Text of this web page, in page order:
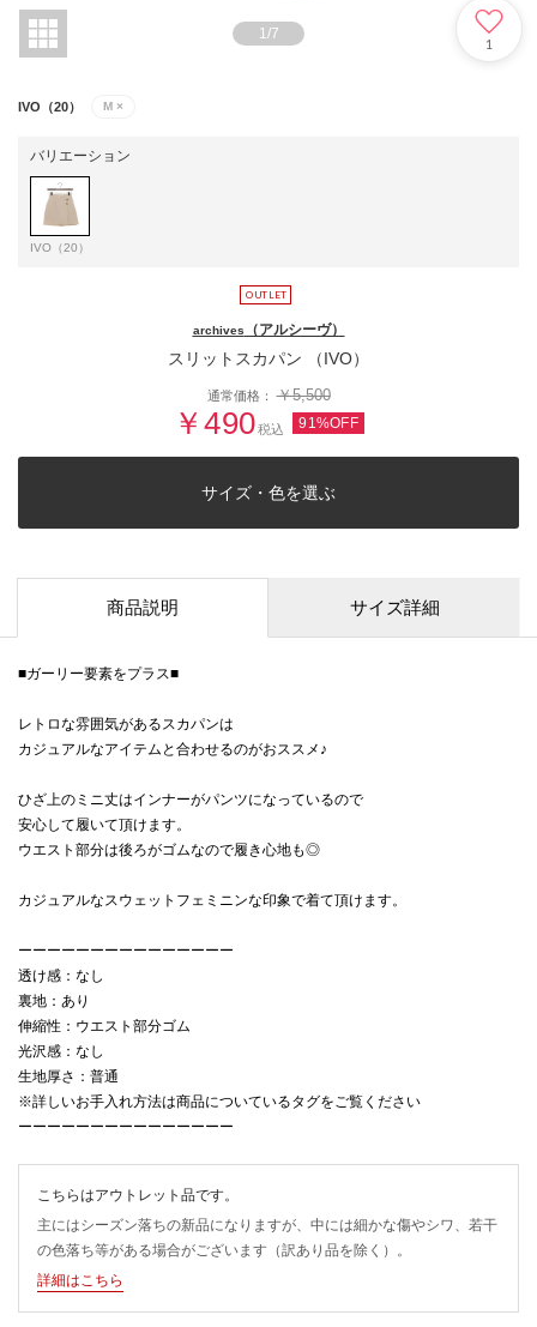
1/7
1
IVO（20） M ×
バリエーション
IVO（20）
archives （アルシーヴ）
スリットスカパン （IVO）
通常価格：￥5,500
￥490税込 91%OFF
サイズ・色を選ぶ
商品説明 サイズ詳細
■ガーリー要素をプラス■
レトロな雰囲気があるスカパンは
カジュアルなアイテムと合わせるのがおススメ♪
ひざ上のミニ丈はインナーがパンツになっているので
安心して履いて頂けます。
ウエスト部分は後ろがゴムなので履き心地も◎
カジュアルなスウェットフェミニンな印象で着て頂けます。
ーーーーーーーーーーーーーーー
透け感：なし
裏地：あり
伸縮性：ウエスト部分ゴム
光沢感：なし
生地厚さ：普通
※詳しいお手入れ方法は商品についているタグをご覧ください
ーーーーーーーーーーーーーーー
こちらはアウトレット品です。
主にはシーズン落ちの新品になりますが、中には細かな傷やシワ、若干
の色落ち等がある場合がございます（訳あり品を除く）。
詳細はこちら